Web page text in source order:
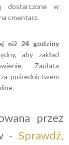
dostarczone w
cmentarz.
niż 24 godziny
aby zakład
Zapłata
pośrednictwem
przez
- Sprawdź,